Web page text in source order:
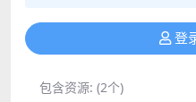
登
包含资源: (2个)